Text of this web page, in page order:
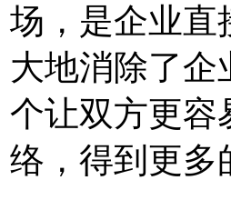
场，是企业直
大地消除了企
个让双方更容
络，得到更多